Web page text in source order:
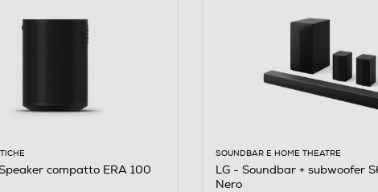
compatto ERA 100
SOUNDBAR E HOME THEATRE
LG - Soundbar + subwoofer
Nero